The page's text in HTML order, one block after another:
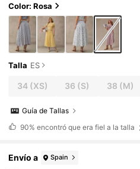
Color: Rosa
Talla ES
34(XS) 36 (S) 38 (M)
Guía de Tallas
90% encontró que era fiel a la talla
Envío a Spain